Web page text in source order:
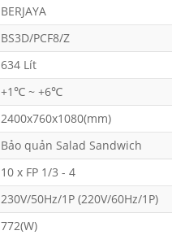
BERJAYA
BS3D/PCF8/Z
634 Lít
+1℃ ~ +6℃
2400x760x1080(mm)
Bảo quản Salad Sandwich
10 x FP 1/3 - 4
230V/50Hz/1P (220V/60Hz/1P)
772(W)